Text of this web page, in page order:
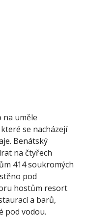
uměle
se nacházejí
Benátský
na čtyřech
414 soukromých
pod
hostům resort
a barů,
pod vodou.